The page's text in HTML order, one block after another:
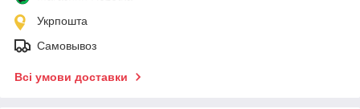
Укрпошта
Самовывоз
Всі умови доставки